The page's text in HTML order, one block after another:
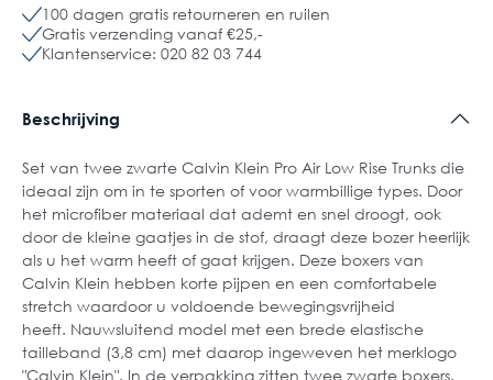
100 dagen gratis retourneren en ruilen
Gratis verzending vanaf €25,-
Klantenservice: 020 82 03 744
Beschrijving
Set van twee zwarte Calvin Klein Pro Air Low Rise Trunks die
ideaal zijn om in te sporten of voor warmbillige types. Door
het microfiber materiaal dat ademt en snel droogt, ook
door de kleine gaatjes in de stof, draagt deze bozer heerlijk
als u het warm heeft of gaat krijgen. Deze boxers van
Calvin Klein hebben korte pijpen en een comfortabele
stretch waardoor u voldoende bewegingsvrijheid
heeft. Nauwsluitend model met een brede elastische
tailleband (3,8 cm) met daarop ingeweven het merklogo
"Calvin Klein". In de verpakking zitten twee zwarte boxers.